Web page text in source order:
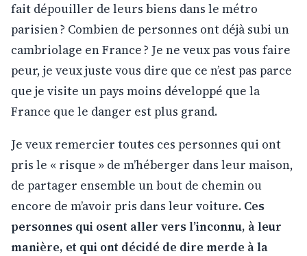
fait dépouiller de leurs biens dans le métro
parisien ? Combien de personnes ont déjà subi un
cambriolage en France ? Je ne veux pas vous faire
peur, je veux juste vous dire que ce n’est pas parce
que je visite un pays moins développé que la
France que le danger est plus grand.
Je veux remercier toutes ces personnes qui ont
pris le « risque » de m’héberger dans leur maison,
de partager ensemble un bout de chemin ou
encore de m’avoir pris dans leur voiture. Ces
personnes qui osent aller vers l’inconnu, à leur
manière, et qui ont décidé de dire merde à la